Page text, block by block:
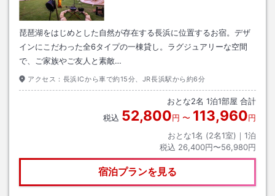
琵琶湖をはじめとした自然が存在する長浜に位置するお宿。デザ
インにこだわった全6タイプの一棟貸し。ラグジュアリーな空間
で、ご家族やご友人と素敵…
アクセス： 長浜ICから車で約15分、JR長浜駅から約6分
おとな2名 1泊1部屋 合計
税込 52,800円 〜 113,960円
おとな1名 (2名1室)｜ 1泊
税込 26,400円〜56,980円
宿泊プランを見る